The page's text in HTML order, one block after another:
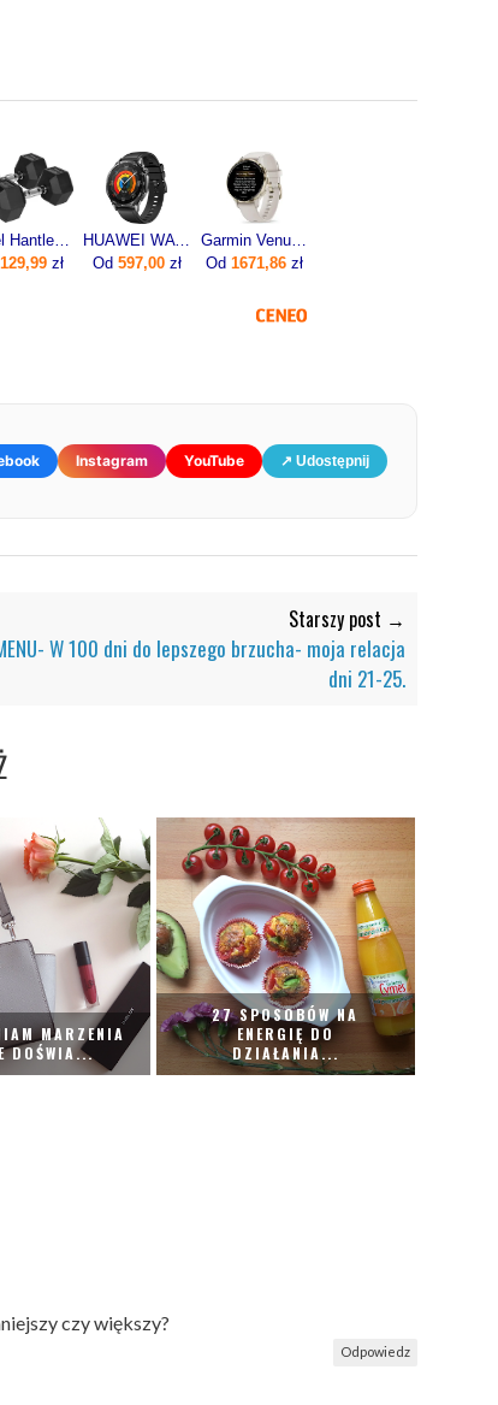
Rebel ‎Hantle Hex żeliwne 2 x 12.5 kg
129,99zł
HUAWEI WATCH GT 5 46mm Active
Od 597,00zł
Garmin Venu 3s Beżowy (0100278502)
Od 1671,86 zł
Instagram YouTube ↗ Udostępnij
Starszy post →
W 100 dni do lepszego brzucha- moja relacja
dni 21-25.
MARZENIA
DOŚWIA...
27 SPOSOBÓW NA
ENERGIĘ DO
DZIAŁANIA...
czy większy?
Odpowiedz